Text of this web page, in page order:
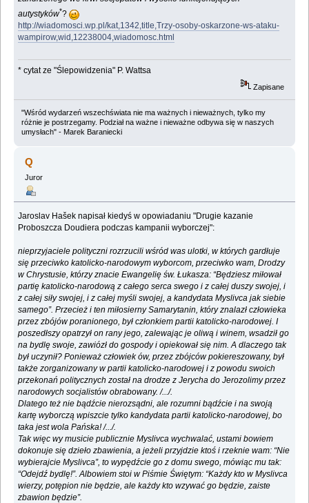
autystyków*?
http://wiadomosci.wp.pl/kat,1342,title,Trzy-osoby-oskarzone-ws-ataku-
wampirow,wid,12238004,wiadomosc.html
* cytat ze "Ślepowidzenia" P. Wattsa
Zapisane
"Wśród wydarzeń wszechświata nie ma ważnych i nieważnych, tylko my
różnie je postrzegamy. Podział na ważne i nieważne odbywa się w naszych
umysłach" - Marek Baraniecki
Q
Juror
Jaroslav Hašek napisał kiedyś w opowiadaniu "Drugie kazanie
Proboszcza Doudiera podczas kampanii wyborczej":
nieprzyjaciele polityczni rozrzucili wśród was ulotki, w których gardłuje
się przeciwko katolicko-narodowym wyborcom, przeciwko wam, Drodzy
w Chrystusie, którzy znacie Ewangelię św. Łukasza: “Będziesz miłował
partię katolicko-narodową z całego serca swego i z całej duszy swojej, i
z całej siły swojej, i z całej myśli swojej, a kandydata Myslivca jak siebie
samego”. Przecież i ten miłosierny Samarytanin, który znalazł człowieka
przez zbójów poranionego, był członkiem partii katolicko-narodowej. I
poszedłszy opatrzył on rany jego, zalewając je oliwą i winem, wsadził go
na bydlę swoje, zawiózł do gospody i opiekował się nim. A dlaczego tak
był uczynił? Ponieważ człowiek ów, przez zbójców pokiereszowany, był
także zorganizowany w partii katolicko-narodowej i z powodu swoich
przekonań politycznych został na drodze z Jerycha do Jerozolimy przez
narodowych socjalistów obrabowany. /.../.
Dlatego też nie bądźcie nierozsądni, ale rozumni bądźcie i na swoją
kartę wyborczą wpiszcie tylko kandydata partii katolicko-narodowej, bo
taka jest wola Pańska! /.../.
Tak więc wy musicie publicznie Myslivca wychwalać, ustami bowiem
dokonuje się dzieło zbawienia, a jeżeli przyjdzie ktoś i rzeknie wam: “Nie
wybierajcie Myslivca”, to wypędźcie go z domu swego, mówiąc mu tak:
“Odejdź bydlę!”. Albowiem stoi w Piśmie Świętym: “Każdy kto w Myslivca
wierzy, potępion nie będzie, ale każdy kto wzywać go będzie, zaiste
zbawion będzie”.